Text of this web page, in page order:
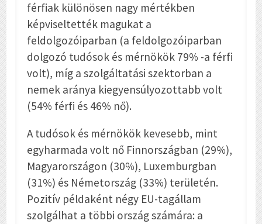
férfiak különösen nagy mértékben
képviseltették magukat a
feldolgozóiparban (a feldolgozóiparban
dolgozó tudósok és mérnökök 79% -a férfi
volt), míg a szolgáltatási szektorban a
nemek aránya kiegyensúlyozottabb volt
(54% férfi és 46% nő).
A tudósok és mérnökök kevesebb, mint
egyharmada volt nő Finnországban (29%),
Magyarországon (30%), Luxemburgban
(31%) és Németország (33%) területén.
Pozitív példaként négy EU-tagállam
szolgálhat a többi ország számára: a